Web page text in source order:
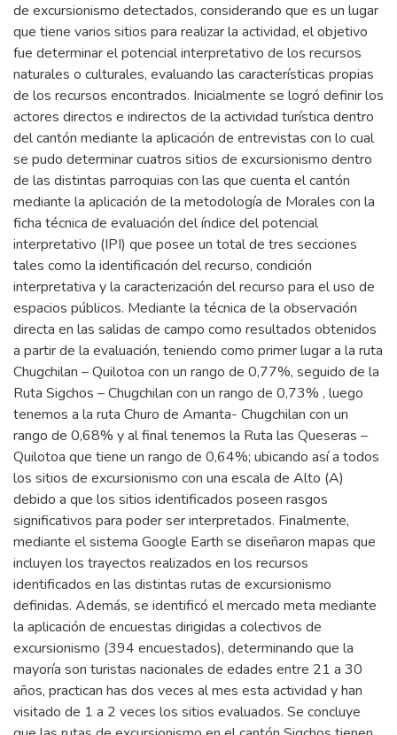
de excursionismo detectados, considerando que es un lugar
que tiene varios sitios para realizar la actividad, el objetivo
fue determinar el potencial interpretativo de los recursos
naturales o culturales, evaluando las características propias
de los recursos encontrados. Inicialmente se logró definir los
actores directos e indirectos de la actividad turística dentro
del cantón mediante la aplicación de entrevistas con lo cual
se pudo determinar cuatros sitios de excursionismo dentro
de las distintas parroquias con las que cuenta el cantón
mediante la aplicación de la metodología de Morales con la
ficha técnica de evaluación del índice del potencial
interpretativo (IPI) que posee un total de tres secciones
tales como la identificación del recurso, condición
interpretativa y la caracterización del recurso para el uso de
espacios públicos. Mediante la técnica de la observación
directa en las salidas de campo como resultados obtenidos
a partir de la evaluación, teniendo como primer lugar a la ruta
Chugchilan – Quilotoa con un rango de 0,77%, seguido de la
Ruta Sigchos – Chugchilan con un rango de 0,73% , luego
tenemos a la ruta Churo de Amanta- Chugchilan con un
rango de 0,68% y al final tenemos la Ruta las Queseras –
Quilotoa que tiene un rango de 0,64%; ubicando así a todos
los sitios de excursionismo con una escala de Alto (A)
debido a que los sitios identificados poseen rasgos
significativos para poder ser interpretados. Finalmente,
mediante el sistema Google Earth se diseñaron mapas que
incluyen los trayectos realizados en los recursos
identificados en las distintas rutas de excursionismo
definidas. Además, se identificó el mercado meta mediante
la aplicación de encuestas dirigidas a colectivos de
excursionismo (394 encuestados), determinando que la
mayoría son turistas nacionales de edades entre 21 a 30
años, practican has dos veces al mes esta actividad y han
visitado de 1 a 2 veces los sitios evaluados. Se concluye